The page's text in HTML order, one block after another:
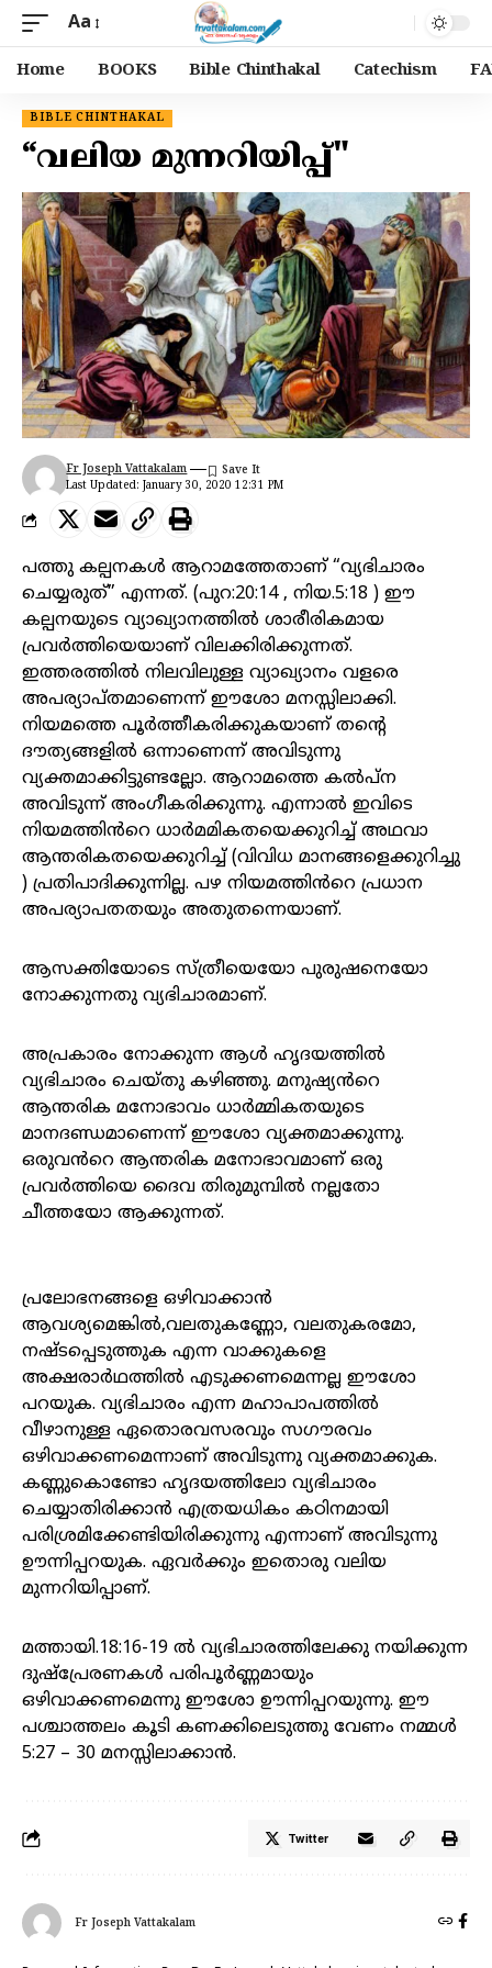
Aa
Home BOOKS Bible Chinthakal Catechism
BIBLE CHINTHAKAL
“വലിയ മുന്നറിയിപ്പ്"
Last Updated: January 30, 2020 12:31 PM
Fr Joseph Vattakalam
പത്തു കല്പനകൾ ആറാമത്തേതാണ് “വ്യഭിചാരം
ചെയ്യരുത്” എന്നത്. (പുറ:20:14 , നിയ.5:18 ) ഈ
കല്പനയുടെ വ്യാഖ്യാനത്തിൽ ശാരീരികമായ
പ്രവർത്തിയെയാണ് വിലക്കിരിക്കുന്നത്.
ഇത്തരത്തിൽ നിലവിലുള്ള വ്യാഖ്യാനം വളരെ
അപര്യാപ്‌തമാണെന്ന് ഈശോ മനസ്സിലാക്കി.
നിയമത്തെ പൂർത്തീകരിക്കുകയാണ് തൻ്റെ
ദൗത്യങ്ങളിൽ ഒന്നാണെന്ന് അവിടുന്നു
വ്യക്തമാക്കിട്ടുണ്ടല്ലോ. ആറാമത്തെ കൽപ്ന
അവിടുന്ന് അംഗീകരിക്കുന്നു. എന്നാൽ ഇവിടെ
നിയമത്തിൻറെ ധാർമമികതയെക്കുറിച്ച് അഥവാ
ആന്തരികതയെക്കുറിച്ച് (വിവിധ മാനങ്ങളെക്കുറിച്ചു
) പ്രതിപാദിക്കുന്നില്ല. പഴ നിയമത്തിൻറെ പ്രധാന
അപര്യാപതതയും അതുതന്നെയാണ്.
ആസക്തിയോടെ സ്ത്രീയെയോ പുരുഷനെയോ
നോക്കുന്നതു വ്യഭിചാരമാണ്.
അപ്രകാരം നോക്കുന്ന ആൾ ഹൃദയത്തിൽ
വ്യഭിചാരം ചെയ്തു കഴിഞ്ഞു. മനുഷ്യൻറെ
ആന്തരിക മനോഭാവം ധാർമ്മികതയുടെ
മാനദണ്ഡമാണെന്ന് ഈശോ വ്യക്തമാക്കുന്നു.
ഒരുവൻറെ ആന്തരിക മനോഭാവമാണ് ഒരു
പ്രവർത്തിയെ ദൈവ തിരുമുമ്പിൽ നല്ലതോ
ചീത്തയോ ആക്കുന്നത്.
പ്രലോഭനങ്ങളെ ഒഴിവാക്കാൻ
ആവശ്യമെങ്കിൽ,വലതുകണ്ണോ, വലതുകരമോ,
നഷ്ടപ്പെടുത്തുക എന്ന വാക്കുകളെ
അക്ഷരാർഥത്തിൽ എടുക്കണമെന്നല്ല ഈശോ
പറയുക. വ്യഭിചാരം എന്ന മഹാപാപത്തിൽ
വീഴാനുള്ള ഏതൊരവസരവും സഗൗരവം
ഒഴിവാക്കണമെന്നാണ് അവിടുന്നു വ്യക്തമാക്കുക.
കണ്ണുകൊണ്ടോ ഹൃദയത്തിലോ വ്യഭിചാരം
ചെയ്യാതിരിക്കാൻ എത്രയധികം കഠിനമായി
പരിശ്രമിക്കേണ്ടിയിരിക്കുന്നു എന്നാണ് അവിടുന്നു
ഊന്നിപ്പറയുക. ഏവർക്കും ഇതൊരു വലിയ
മുന്നറിയിപ്പാണ്.
മത്തായി.18:16-19 ൽ വ്യഭിചാരത്തിലേക്കു നയിക്കുന്ന
ദുഷ്പ്രേരണകൾ പരിപൂർണ്ണമായും
ഒഴിവാക്കണമെന്നു ഈശോ ഊന്നിപ്പറയുന്നു. ഈ
പശ്ചാത്തലം കൂടി കണക്കിലെടുത്തു വേണം നമ്മൾ
5:27 – 30 മനസ്സിലാക്കാൻ.
Twitter
Fr Joseph Vattakalam